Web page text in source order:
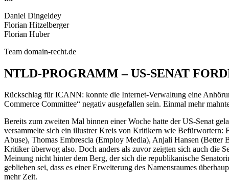
Daniel Dingeldey
Florian Hitzelberger
Florian Huber
Team domain-recht.de
NTLD-PROGRAMM – US-SENAT
Rückschlag für ICANN: konnte die Internet-Verwaltung eine
Commerce Committee“ negativ ausgefallen sein. Einmal mehr
Bereits zum zweiten Mal binnen einer Woche hatte der US-Senat
versammelte sich ein illustrer Kreis von Kritikern wie Befürwortern:
Abuse), Thomas Embrescia (Employ Media), Anjali Hansen
Kritiker überwog also. Doch anders als zuvor zeigten sich auch die
Meinung nicht hinter dem Berg, der sich die republikanische
geblieben sei, dass es einer Erweiterung des Namensraumes
mehr Zeit.